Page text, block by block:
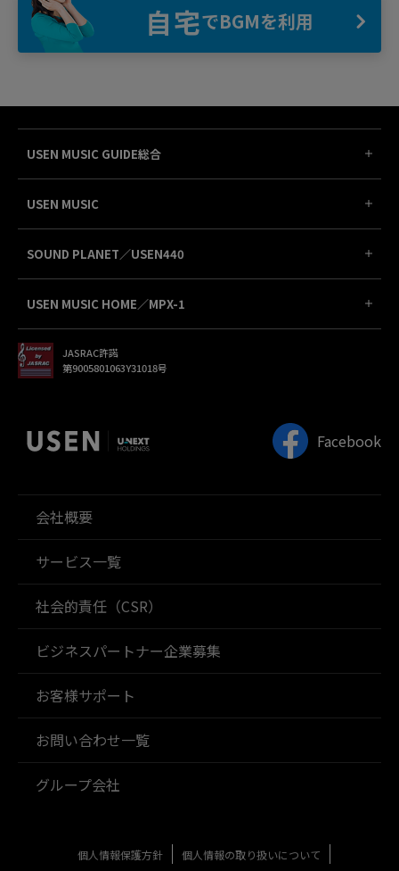
自宅でBGMを利用
USEN MUSIC GUIDE総合
USEN MUSIC
SOUND PLANET／USEN440
USEN MUSIC HOME／MPX-1
JASRAC許諾
第9005801063Y31018号
Facebook
会社概要
サービス一覧
社会的責任（CSR）
ビジネスパートナー企業募集
お客様サポート
お問い合わせ一覧
グループ会社
個人情報保護方針 個人情報の取り扱いについて